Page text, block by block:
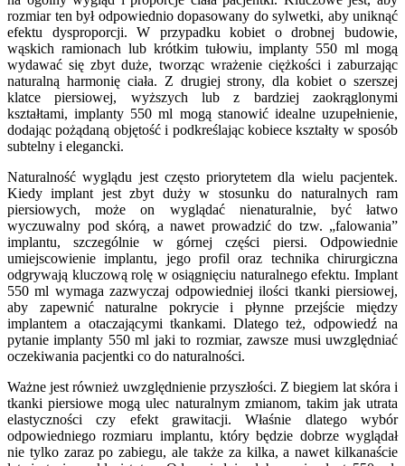
rozmiar ten był odpowiednio dopasowany do sylwetki, aby uniknąć
efektu dysproporcji. W przypadku kobiet o drobnej budowie,
wąskich ramionach lub krótkim tułowiu, implanty 550 ml mogą
wydawać się zbyt duże, tworząc wrażenie ciężkości i zaburzając
naturalną harmonię ciała. Z drugiej strony, dla kobiet o szerszej
klatce piersiowej, wyższych lub z bardziej zaokrąglonymi
kształtami, implanty 550 ml mogą stanowić idealne uzupełnienie,
dodając pożądaną objętość i podkreślając kobiece kształty w sposób
subtelny i elegancki.
Naturalność wyglądu jest często priorytetem dla wielu pacjentek.
Kiedy implant jest zbyt duży w stosunku do naturalnych ram
piersiowych, może on wyglądać nienaturalnie, być łatwo
wyczuwalny pod skórą, a nawet prowadzić do tzw. „falowania”
implantu, szczególnie w górnej części piersi. Odpowiednie
umiejscowienie implantu, jego profil oraz technika chirurgiczna
odgrywają kluczową rolę w osiągnięciu naturalnego efektu. Implant
550 ml wymaga zazwyczaj odpowiedniej ilości tkanki piersiowej,
aby zapewnić naturalne pokrycie i płynne przejście między
implantem a otaczającymi tkankami. Dlatego też, odpowiedź na
pytanie implanty 550 ml jaki to rozmiar, zawsze musi uwzględniać
oczekiwania pacjentki co do naturalności.
Ważne jest również uwzględnienie przyszłości. Z biegiem lat skóra i
tkanki piersiowe mogą ulec naturalnym zmianom, takim jak utrata
elastyczności czy efekt grawitacji. Właśnie dlatego wybór
odpowiedniego rozmiaru implantu, który będzie dobrze wyglądał
nie tylko zaraz po zabiegu, ale także za kilka, a nawet kilkanaście